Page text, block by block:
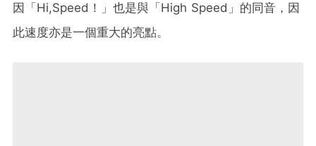
因「Hi,Speed！」也是與「High Speed」的同音，因
此速度亦是一個重大的亮點。